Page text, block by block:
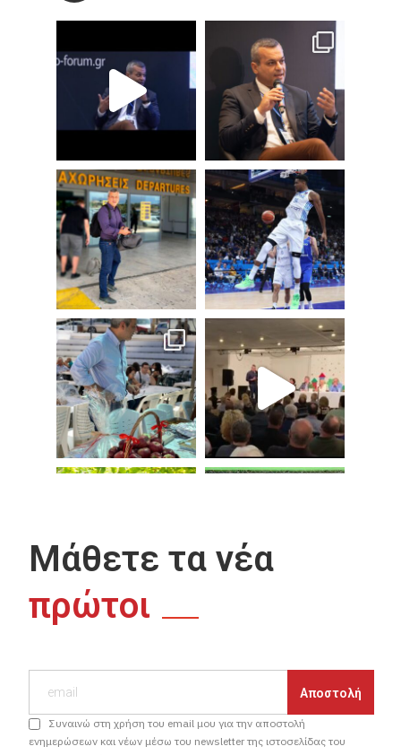
Μάθετε τα νέα
πρώτοι
Συναινώ στη χρήση του email μου για την αποστολή
ενημερώσεων και νέων μέσω του newsletter της ιστοσελίδας του